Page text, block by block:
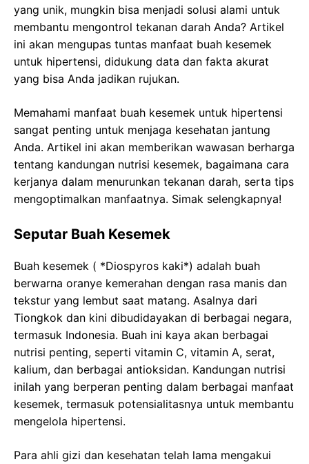
yang unik, mungkin bisa menjadi solusi alami untuk
membantu mengontrol tekanan darah Anda? Artikel
ini akan mengupas tuntas manfaat buah kesemek
untuk hipertensi, didukung data dan fakta akurat
yang bisa Anda jadikan rujukan.
Memahami manfaat buah kesemek untuk hipertensi
sangat penting untuk menjaga kesehatan jantung
Anda. Artikel ini akan memberikan wawasan berharga
tentang kandungan nutrisi kesemek, bagaimana cara
kerjanya dalam menurunkan tekanan darah, serta tips
mengoptimalkan manfaatnya. Simak selengkapnya!
Seputar Buah Kesemek
Buah kesemek ( *Diospyros kaki*) adalah buah
berwarna oranye kemerahan dengan rasa manis dan
tekstur yang lembut saat matang. Asalnya dari
Tiongkok dan kini dibudidayakan di berbagai negara,
termasuk Indonesia. Buah ini kaya akan berbagai
nutrisi penting, seperti vitamin C, vitamin A, serat,
kalium, dan berbagai antioksidan. Kandungan nutrisi
inilah yang berperan penting dalam berbagai manfaat
kesemek, termasuk potensialitasnya untuk membantu
mengelola hipertensi.
Para ahli gizi dan kesehatan telah lama mengakui